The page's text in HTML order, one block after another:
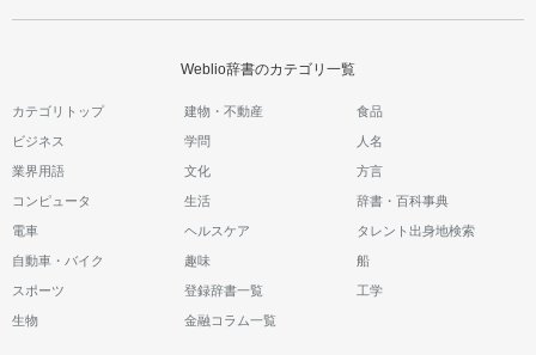
Weblio辞書のカテゴリ一覧
カテゴリトップ 建物・不動産 食品
ビジネス 学問 人名
業界用語 文化 方言
コンピュータ 生活 辞書・百科事典
電車 ヘルスケア タレント出身地検索
自動車・バイク 趣味 船
スポーツ 登録辞書一覧 工学
生物 金融コラム一覧